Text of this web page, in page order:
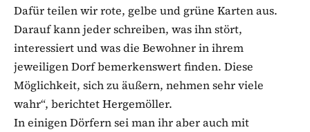
Dafür teilen wir rote, gelbe und grüne Karten aus.
Darauf kann jeder schreiben, was ihn stört,
interessiert und was die Bewohner in ihrem
jeweiligen Dorf bemerkenswert finden. Diese
Möglichkeit, sich zu äußern, nehmen sehr viele
wahr“, berichtet Hergemöller.
In einigen Dörfern sei man ihr aber auch mit